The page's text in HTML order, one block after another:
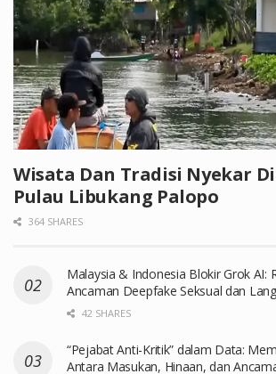
Wisata Dan Tradisi Nyekar Di
Pulau Libukang Palopo
364 SHARES
Malaysia & Indonesia Blokir Grok AI:
Ancaman Deepfake Seksual dan
42 SHARES
“Pejabat Anti-Kritik” dalam Data:
Antara Masukan, Hinaan, dan